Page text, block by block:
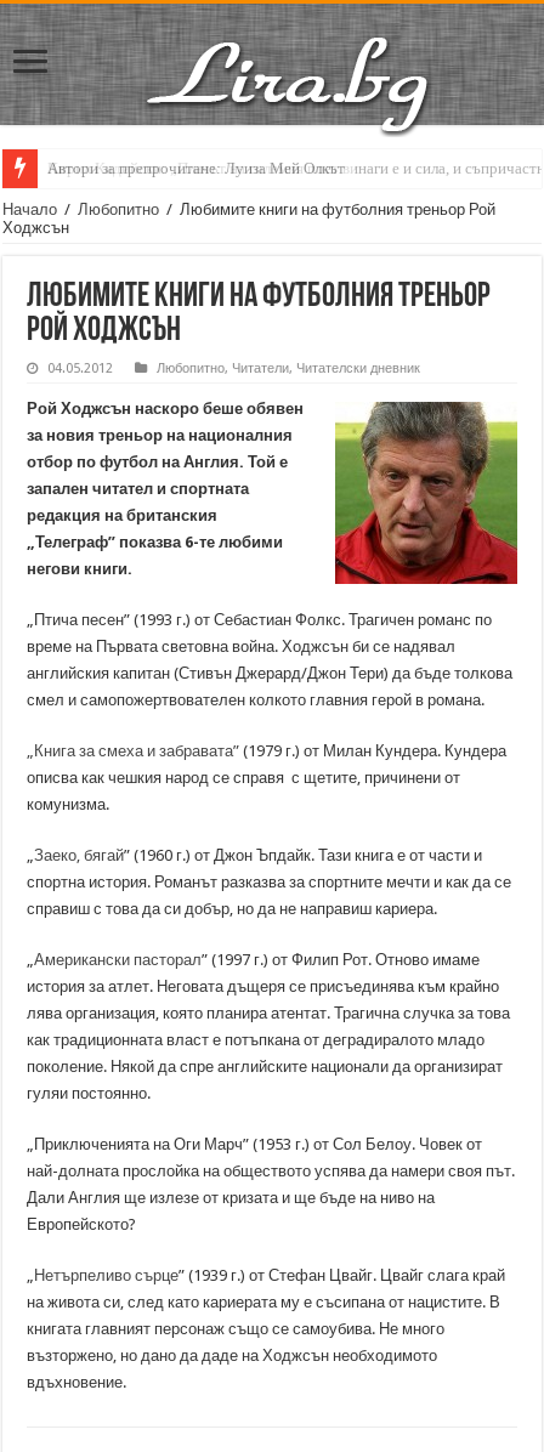
Автори за препрочитане: Луиза Мей Олкът
Кирил Кадийски: „Плачът на големия поет винаги е и сила, и
Начало / Любопитно / Любимите книги на футболния треньор Рой
Ходжсън
Любимите книги на футболния треньор
Рой Ходжсън
04.05.2012 Любопитно, Читатели, Читателски дневник
Рой Ходжсън наскоро беше обявен
за новия треньор на националния
отбор по футбол на Англия. Той е
запален читател и спортната
редакция на британския
„Телеграф” показва 6-те любими
негови книги.
„Птича песен” (1993 г.) от Себастиан Фолкс. Трагичен романс по
време на Първата световна война. Ходжсън би се надявал
английския капитан (Стивън Джерард/Джон Тери) да бъде толкова
смел и самопожертвователен колкото главния герой в романа.
„Книга за смеха и забравата” (1979 г.) от Милан Кундера. Кундера
описва как чешкия народ се справя с щетите, причинени от
комунизма.
„Заеко, бягай” (1960 г.) от Джон Ъпдайк. Тази книга е от части и
спортна история. Романът разказва за спортните мечти и как да се
справиш с това да си добър, но да не направиш кариера.
„Американски пасторал” (1997 г.) от Филип Рот. Отново имаме
история за атлет. Неговата дъщеря се присъединява към крайно
лява организация, която планира атентат. Трагична случка за това
как традиционната власт е потъпкана от деградиралото младо
поколение. Някой да спре английските национали да организират
гуляи постоянно.
„Приключенията на Оги Марч” (1953 г.) от Сол Белоу. Човек от
най-долната прослойка на обществото успява да намери своя път.
Дали Англия ще излезе от кризата и ще бъде на ниво на
Европейското?
„ Нетърпеливо сърце” (1939 г.) от Стефан Цвайг. Цвайг слага край
на живота си, след като кариерата му е съсипана от нацистите. В
книгата главният персонаж също се самоубива. Не много
възторжено, но дано да даде на Ходжсън необходимото
вдъхновение.